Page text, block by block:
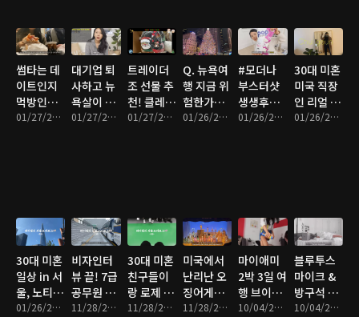
썸타는 데
이트인지
먹방인지
헷갈리는01/27/2022 • 9분
대기업 퇴
사하고 뉴
욕살이 하
게된 썰,01/27/2022 • 16분
트레이더
조 선물 추
천! 클레이
밍 첫도전,
그,
170cm 다
이어트
01/27/2022 • 11분
Q. 뉴욕여
행 지금 위
험한가요?
역대급 화
01/26/2022 • 4분
#모더나
부스터샷
생생후기,
백신 1,201/26/2022 • 9분
30대 미혼
미국 직장
인 리얼 일
상 브이로
01/26/2022 • 12분
30대 미혼
일상 in 서
울, 노티드
도넛 후기
01/26/2022 • 10분
비자인터
뷰 끝! 7급
공무원 시
험 끝난 동
11/28/2021 • 4분
30대 미혼
친구들이
랑 로제 떡
볶이 먹으
11/28/2021 • 9분
미국에서
난리난 오
징어게임
칼퇴하고11/28/2021 • 7분
마이애미
2박 3일 여
행 브이로
그, 악어투
10/04/2021 • 10분
블루투스
마이크 &
방구석 노
래방, 뉴욕
10/04/2021 • 9분